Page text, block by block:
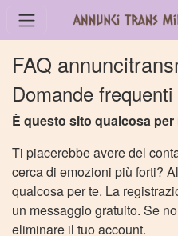
FAQ
Domande frequenti
È questo sito qualcosa per
Ti piacerebbe avere del
cerca di emozioni più forti?
qualcosa per te. La
un messaggio gratuito. Se
eliminare il tuo account.